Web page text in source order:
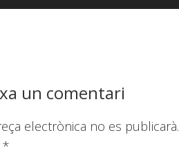
un comentari
electrònica no es publicarà.
*